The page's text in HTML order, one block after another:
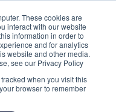
These cookies are
interact with our website
information in order to
and for analytics
website and other media.
see our Privacy Policy
when you visit this
browser to remember